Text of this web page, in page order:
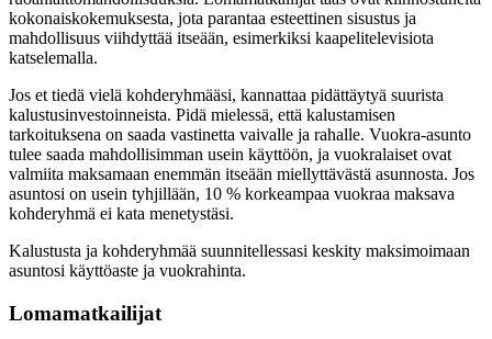
kokonaiskokemuksesta, jota parantaa esteettinen sisustus ja
mahdollisuus viihdyttää itseään, esimerkiksi kaapelitelevisiota
katselemalla.
Jos et tiedä vielä kohderyhmääsi, kannattaa pidättäytyä suurista
kalustusinvestoinneista. Pidä mielessä, että kalustamisen
tarkoituksena on saada vastinetta vaivalle ja rahalle. Vuokra-asunto
tulee saada mahdollisimman usein käyttöön, ja vuokralaiset ovat
valmiita maksamaan enemmän itseään miellyttävästä asunnosta. Jos
asuntosi on usein tyhjillään, 10 % korkeampaa vuokraa maksava
kohderyhmä ei kata menetystäsi.
Kalustusta ja kohderyhmää suunnitellessasi keskity maksimoimaan
asuntosi käyttöaste ja vuokrahinta.
Lomamatkailijat